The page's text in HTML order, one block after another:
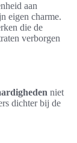
aan
eigen charme.
die de
verborgen
niet
dichter bij de